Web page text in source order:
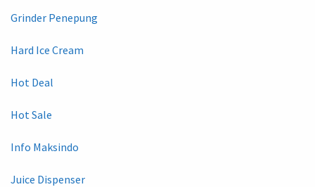
Grinder Penepung
Hard Ice Cream
Hot Deal
Hot Sale
Info Maksindo
Juice Dispenser